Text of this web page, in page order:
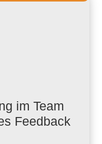
im Team
Feedback